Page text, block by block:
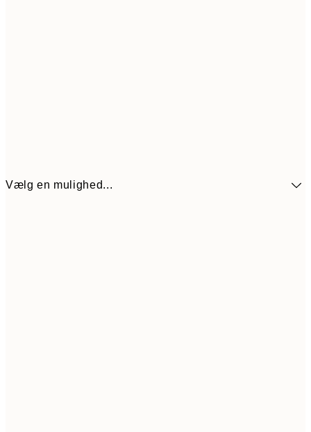
Vælg en mulighed...